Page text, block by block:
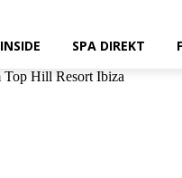
SPA DIREKT
Hill Resort Ibiza